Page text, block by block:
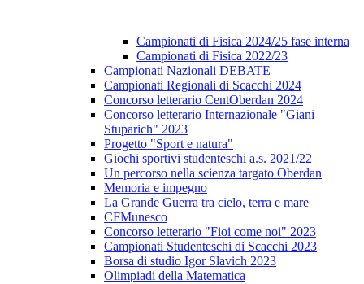
Campionati di Fisica 2024/25 fase interna
Campionati di Fisica 2022/23
Campionati Nazionali DEBATE
Campionati Regionali di Scacchi 2024
Concorso letterario CentOberdan 2024
Concorso letterario Internazionale "Giani
Stuparich" 2023
Progetto "Sport e natura"
Giochi sportivi studenteschi a.s. 2021/22
Un percorso nella scienza targato Oberdan
Memoria e impegno
La Grande Guerra tra cielo, terra e mare
CFMunesco
Concorso letterario "Fioi come noi" 2023
Campionati Studenteschi di Scacchi 2023
Borsa di studio Igor Slavich 2023
Olimpiadi della Matematica